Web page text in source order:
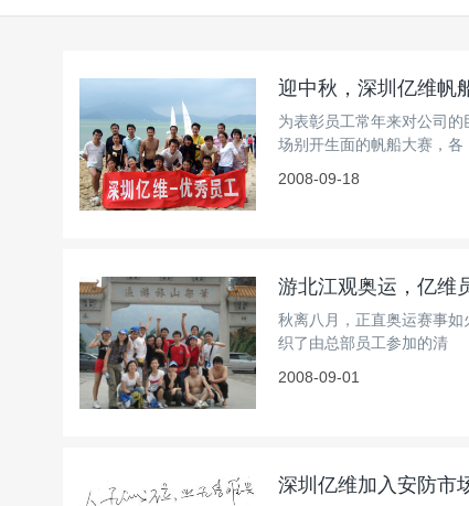
迎中秋，深圳亿维帆
为表彰员工常年来对公司
场别开生面的帆船大赛，各
2008-09-18
游北江观奥运，亿维
秋离八月，正直奥运赛事
织了由总部员工参加的清
2008-09-01
深圳亿维加入安防市